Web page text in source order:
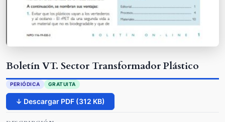
Boletín VT. Sector Transformador Plástico
PERIÓDICA GRATUITA
↓ Descargar PDF (312 KB)